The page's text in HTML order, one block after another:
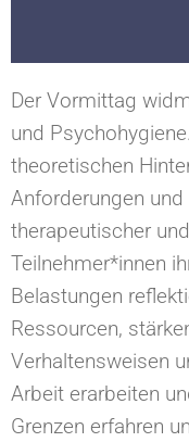
Der Vormittag
und
theoretischen
Anforderungen
therapeutischer
Teilnehmer*innen
Belastungen
Ressourcen,
Verhaltensweisen
Arbeit erarbeiten
Grenzen erfahren